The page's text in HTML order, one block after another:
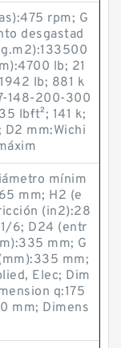
rpm; G
desgastad
lb; 21
lb; 881 k
148-200-300
lb·ft²; 141 k;
mm:Wichi
mínim
mm; H2 (e
(in2):28
6; D24 (entr
mm; G
mm;
Elec; Dim
q:175
mm; Dimens